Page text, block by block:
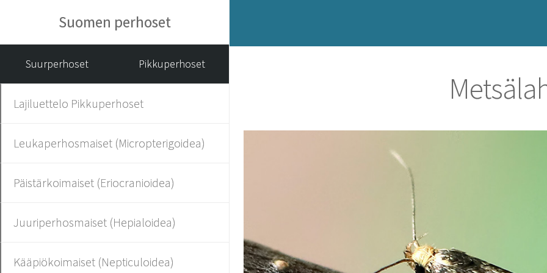
Suomen perhoset
Suurperhoset Pikkuperhoset
Lajiluettelo Pikkuperhoset
Leukaperhosmaiset (Micropterigoidea)
Päistärkoimaiset (Eriocranioidea)
Juuriperhosmaiset (Hepialoidea)
Kääpiökoimaiset (Nepticuloidea)